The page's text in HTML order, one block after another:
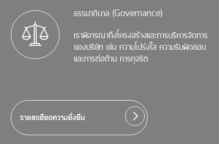
ธรรมาภิบาล (Governance)
เราพิจารณาถึงโครงสร้างและการบริหารจัดการ
ของบริษัท เช่น ความโปร่งใส ความรับผิดชอบ
และการต่อต้าน การทุจริต
รายละเอียดความยั่งยืน